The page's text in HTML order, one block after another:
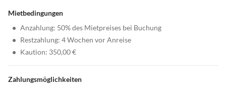
Mietbedingungen
• Anzahlung: 50% des Mietpreises bei Buchung
• Restzahlung: 4 Wochen vor Anreise
• Kaution: 350,00 €
Zahlungsmöglichkeiten